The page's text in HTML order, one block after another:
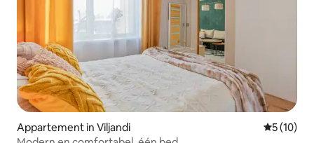
Appartement in Viljandi
5 (10)